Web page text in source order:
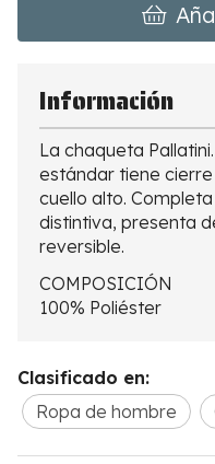
Información
La chaqueta
estándar tiene
cuello alto.
distintiva, presenta
reversible.
COMPOSICIÓN
100% Poliéster
Clasificado en:
Ropa de hombre